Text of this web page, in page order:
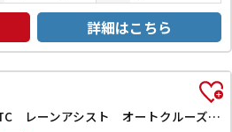
詳細はこちら
S ドライブレコーダー ETC レーンアシスト オートクルーズコントロール バックカメラ ナビ TV アルミホイール オートマチックハイビーム LEDヘッドランプ CVT スマートキー 電動格納ミラー